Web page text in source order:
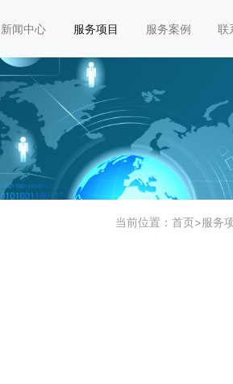
新闻中心 服务项目 服务案例 联
当前位置： 首页>服务